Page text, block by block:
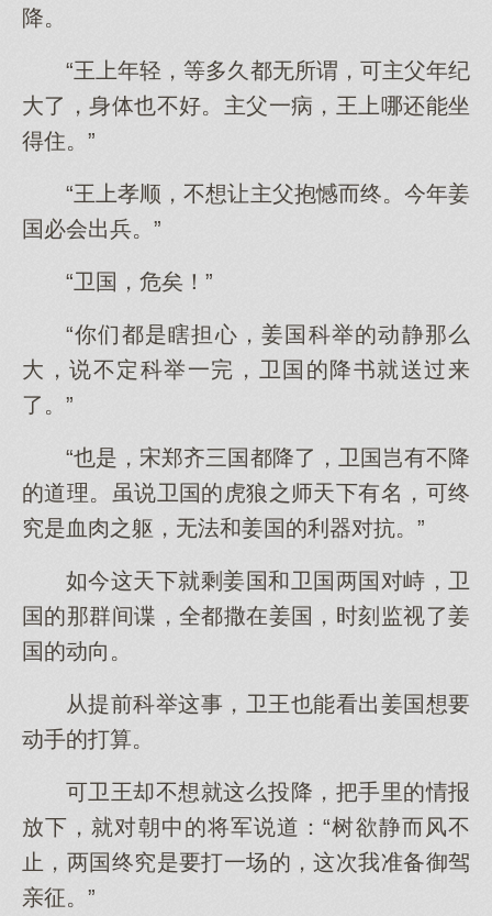
降。
“王上年轻，等多久都无所谓，可主父年纪
大了，身体也不好。主父一病，王上哪还能坐
得住。”
“王上孝顺，不想让主父抱憾而终。今年姜
国必会出兵。”
“卫国，危矣！”
“你们都是瞎担心，姜国科举的动静那么
大，说不定科举一完，卫国的降书就送过来
了。”
“也是，宋郑齐三国都降了，卫国岂有不降
的道理。虽说卫国的虎狼之师天下有名，可终
究是血肉之躯，无法和姜国的利器对抗。”
如今这天下就剩姜国和卫国两国对峙，卫
国的那群间谍，全都撒在姜国，时刻监视了姜
国的动向。
从提前科举这事，卫王也能看出姜国想要
动手的打算。
可卫王却不想就这么投降，把手里的情报
放下，就对朝中的将军说道：“树欲静而风不
止，两国终究是要打一场的，这次我准备御驾
亲征。”